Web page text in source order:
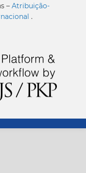
– Atribuição-
.